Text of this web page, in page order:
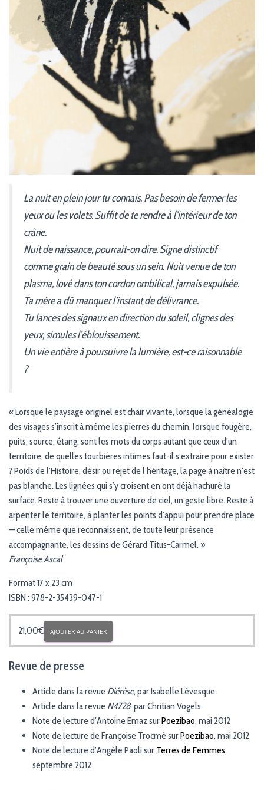
La nuit en plein jour tu connais. Pas besoin de fermer les
yeux ou les volets. Suffit de te rendre à l’intérieur de ton
crâne.
Nuit de naissance, pourrait-on dire. Signe distinctif
comme grain de beauté sous un sein. Nuit venue de ton
plasma, lové dans ton cordon ombilical, jamais expulsée.
Ta mère a dû manquer l’instant de délivrance.
Tu lances des signaux en direction du soleil, clignes des
yeux, simules l’éblouissement.
Un vie entière à poursuivre la lumière, est-ce raisonnable
?
« Lorsque le paysage originel est chair vivante, lorsque la généalogie
des visages s’inscrit à même les pierres du chemin, lorsque fougère,
puits, source, étang, sont les mots du corps autant que ceux d’un
territoire, de quelles tourbières intimes faut-il s’extraire pour exister
? Poids de l’Histoire, désir ou rejet de l’héritage, la page à naître n’est
pas blanche. Les lignées qui s’y croisent en ont déjà hachuré la
surface. Reste à trouver une ouverture de ciel, un geste libre. Reste à
arpenter le territoire, à planter les points d’appui pour prendre place
— celle même que reconnaissent, de toute leur présence
accompagnante, les dessins de Gérard Titus-Carmel. »
Françoise Ascal
Format 17 x 23 cm
ISBN : 978-2-35439-047-1
21,00€ AJOUTER AU PANIER
Revue de presse
Article dans la revue Diérèse, par Isabelle Lévesque
Article dans la revue N4728, par Chritian Vogels
Note de lecture d’Antoine Emaz surPoezibao, mai 2012
Note de lecture de Françoise Trocmé surPoezibao, mai 2012
Note de lecture d’Angèle Paoli sur Terres de Femmes,
septembre 2012